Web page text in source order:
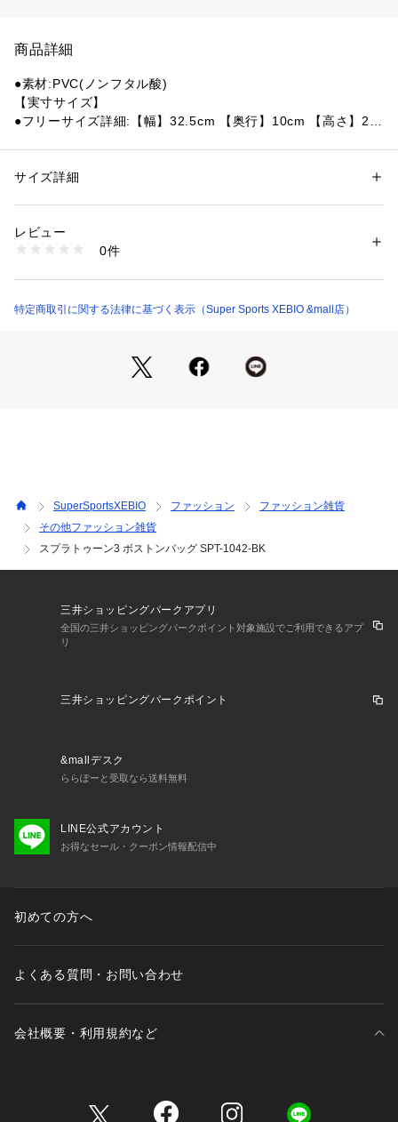
商品詳細
●素材:PVC(ノンフタル酸)
【実寸サイズ】
●フリーサイズ詳細:【幅】32.5cm 【奥行】10cm 【高さ】26.
め、多少の誤差が生じる場合がございます。
※総柄の商品については、生地の裁断箇所により、商品一点ご
ありますが、商品自体の仕様の相違には該当いたしません。
※ブラウザやお使いのモニター環境により、掲載画像と実際の
商品の色味が若干異なる場合があります。
ゼント ギフト 贈り物 xmas2025_ssx_kids_bag 26kansougei
性別：キッズ・ベビー
貨
1540000408334
サイズ詳細
レビュー
0件
特定商取引に関する法律に基づく表示（Super Sports XEBIO &mall店）
SuperSportsXEBIO ファッション
ファッション雑貨
その他ファッション雑貨
スプラトゥーン3 ボストンバッグ SPT-1042-BK
三井ショッピングパークアプリ
全国の三井ショッピングパークポイント対象施設でご利用できるアプ
リ
三井ショッピングパークポイント
&mallデスク
ららぽーと受取なら送料無料
LINE公式アカウント
お得なセール・クーポン情報配信中
初めての方へ
よくある質問・お問い合わせ
会社概要・利用規約など